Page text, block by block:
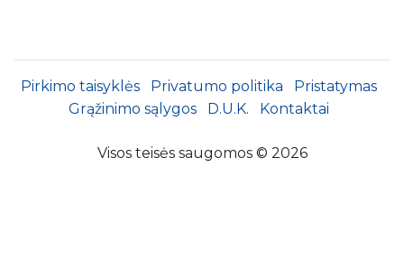
Pirkimo taisyklės Privatumo politika
Pristatymas
Grąžinimo sąlygos
D.U.K. Kontaktai
Visos teisės saugomos © 2026